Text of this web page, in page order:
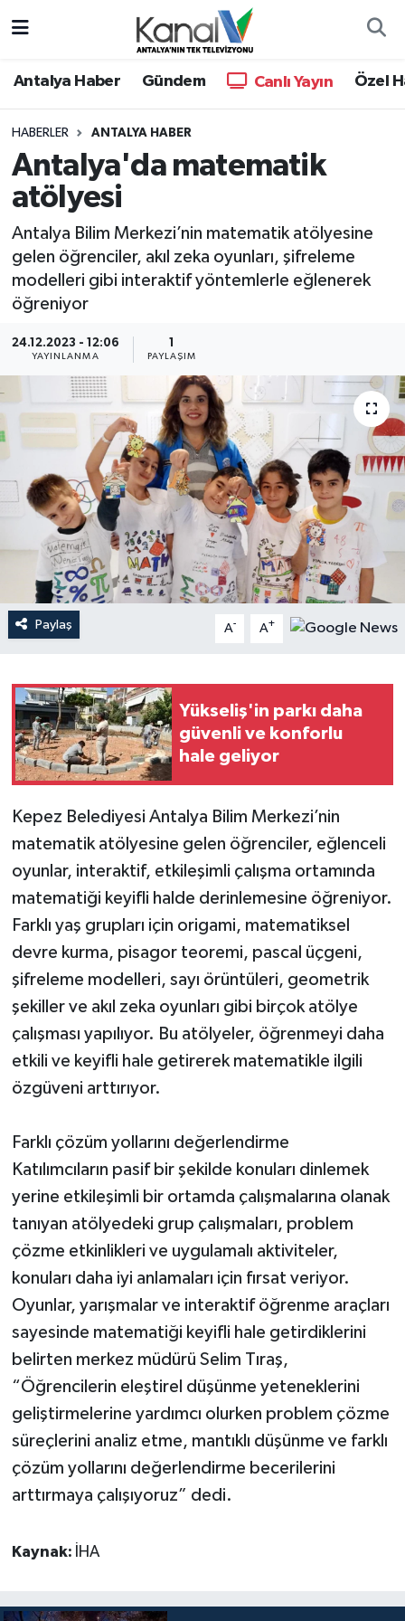
Antalya Haber Gündem Canlı Yayın Özel
HABERLER ANTALYA HABER
Antalya'da matematik
atölyesi
Antalya Bilim Merkezi’nin matematik atölyesine
gelen öğrenciler, akıl zeka oyunları, şifreleme
modelleri gibi interaktif yöntemlerle eğlenerek
öğreniyor
24.12.2023 - 12:06
YAYINLANMA
1
PAYLAŞIM
Paylaş A- A+
Yükseliş'in parkı daha
güvenli ve konforlu
hale geliyor
Kepez Belediyesi Antalya Bilim Merkezi’nin
matematik atölyesine gelen öğrenciler, eğlenceli
oyunlar, interaktif, etkileşimli çalışma ortamında
matematiği keyifli halde derinlemesine öğreniyor.
Farklı yaş grupları için origami, matematiksel
devre kurma, pisagor teoremi, pascal üçgeni,
şifreleme modelleri, sayı örüntüleri, geometrik
şekiller ve akıl zeka oyunları gibi birçok atölye
çalışması yapılıyor. Bu atölyeler, öğrenmeyi daha
etkili ve keyifli hale getirerek matematikle ilgili
özgüveni arttırıyor.
Farklı çözüm yollarını değerlendirme
Katılımcıların pasif bir şekilde konuları dinlemek
yerine etkileşimli bir ortamda çalışmalarına olanak
tanıyan atölyedeki grup çalışmaları, problem
çözme etkinlikleri ve uygulamalı aktiviteler,
konuları daha iyi anlamaları için fırsat veriyor.
Oyunlar, yarışmalar ve interaktif öğrenme araçları
sayesinde matematiği keyifli hale getirdiklerini
belirten merkez müdürü Selim Tıraş,
“Öğrencilerin eleştirel düşünme yeteneklerini
geliştirmelerine yardımcı olurken problem çözme
süreçlerini analiz etme, mantıklı düşünme ve farklı
çözüm yollarını değerlendirme becerilerini
arttırmaya çalışıyoruz” dedi.
Kaynak: İHA
Antalya Haber
Dünya
Eğitim
Ekonomi
Gündem
Günün Manşetleri
Haber Kuşakları
Haberler
KANALV Spor
Kültür Sanat
Magazin
Öğle Bülteni
Siyaset
Sosyal medya
Spor
Teknoloji
Televizyon
Turizm
Hava Durumu
Trafik Durumu
Süper Lig Puan Durumu ve Fikstür
Tüm Manşetler
Son Dakika Haberleri
Haber Arşivi